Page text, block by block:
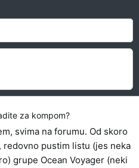
za kompom?
svima na forumu. Od skoro
redovno pustim listu (jes neka
grupe Ocean Voyager (neki